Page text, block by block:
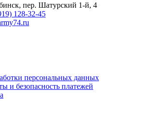
пер. Шатурский 1-й, 4
128-32-45
персональных данных
и безопасность платежей